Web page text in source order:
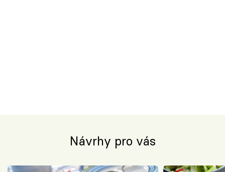
Návrhy pro vás